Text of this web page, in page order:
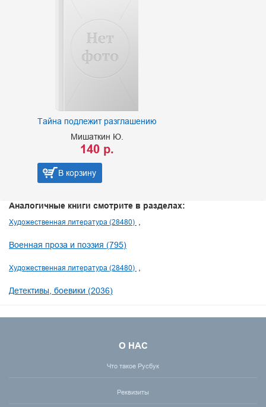
Тайна подлежит разглашению
Мишаткин Ю.
140 р.
В корзину
Аналогичные книги смотрите в разделах:
Художественная литература (28480)
Военная проза и поэзия (795)
Художественная литература (28480)
Детективы, боевики (2036)
О НАС
Что такое Русбук
Реквизиты